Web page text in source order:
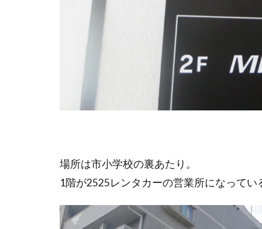
場所は市小学校の裏あたり。
1階が2525レンタカーの営業所になってい